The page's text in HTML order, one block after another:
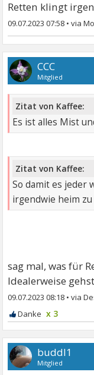
Retten klingt
09.07.2023 07:58 •
CCC
Mitglied
Zitat von Kaffee:
Es ist alles Mist
Zitat von Kaffee:
So damit es jeder
irgendwie heim
sag mal, was für
Idealerweise
09.07.2023 08:18 •
x 3
buddl1
Mitglied